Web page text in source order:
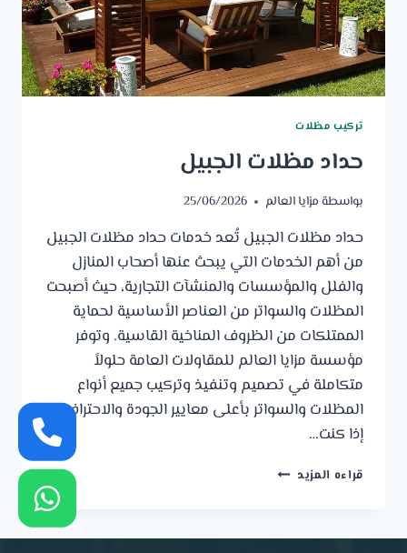
تركيب مظلات
حداد مظلات الجبيل
بواسطة مزايا العالم 25/06/2026
حداد مظلات الجبيل تُعد خدمات حداد مظلات الجبيل
من أهم الخدمات التي يبحث عنها أصحاب المنازل
والفلل والمؤسسات والمنشآت التجارية، حيث أصبحت
المظلات والسواتر من العناصر الأساسية لحماية
الممتلكات من الظروف المناخية القاسية. وتوفر
مؤسسة مزايا العالم للمقاولات العامة حلولاً
متكاملة في تصميم وتنفيذ وتركيب جميع أنواع
المظلات والسواتر بأعلى معايير الجودة والاحترافية.
إذا كنت…
قراءه المزيد حداد